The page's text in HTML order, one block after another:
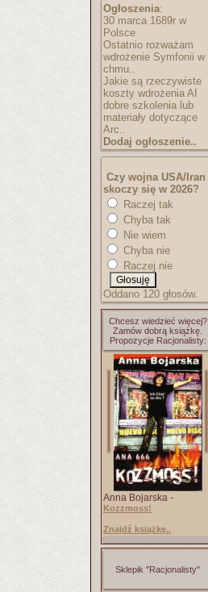
Ogłoszenia:
30 marca 1689r w
Polsce
Ostatnio rozważam
wdrożenie Symfonii w
chmu..
Jakie są rzeczywiste
koszty wdrożenia AI
dobre szkolenia lub
materiały dotyczące
Arc..
Dodaj ogłoszenie..
Czy wojna USA/Iran
skoczy się w 2026?
Raczej tak
Chyba tak
Nie wiem
Chyba nie
Raczej nie
Oddano 120 głosów.
Chcesz wiedzieć więcej?
Zamów dobrą książkę.
Propozycje Racjonalisty:
Anna Bojarska -
Kozzmoss!
Znajdź książkę..
Sklepik "Racjonalisty"